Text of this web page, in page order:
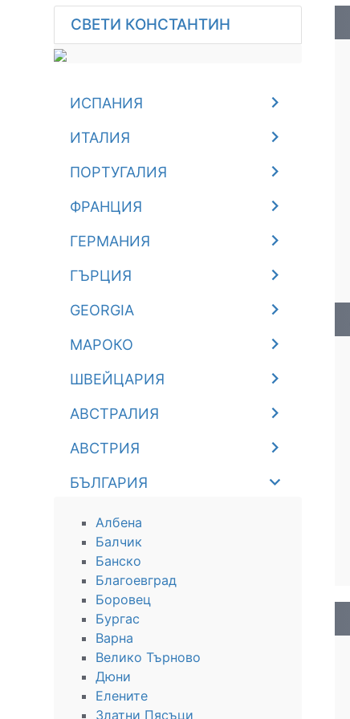
СВЕТИ КОНСТАНТИН
ИСПАНИЯ
ИТАЛИЯ
ПОРТУГАЛИЯ
ФРАНЦИЯ
ГЕРМАНИЯ
ГЪРЦИЯ
GEORGIA
МАРОКО
ШВЕЙЦАРИЯ
АВСТРАЛИЯ
АВСТРИЯ
БЪЛГАРИЯ
Албена
Балчик
Банско
Благоевград
Боровец
Бургас
Варна
Велико Търново
Дюни
Елените
Златни Пясъци